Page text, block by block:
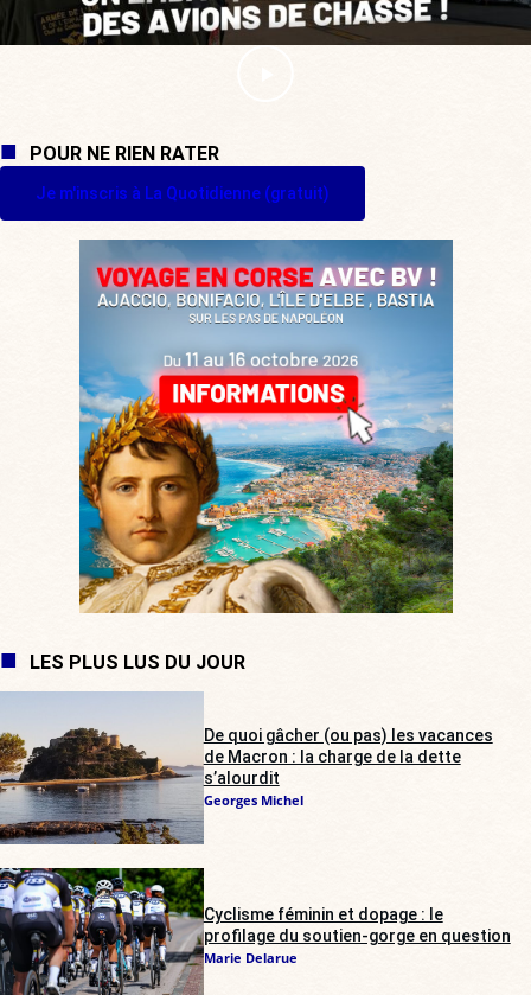
POUR NE RIEN RATER
Je m'inscris à La Quotidienne (gratuit)
LES PLUS LUS DU JOUR
De quoi gâcher (ou pas) les vacances
de Macron : la charge de la dette
s’alourdit
Georges Michel
Cyclisme féminin et dopage : le
profilage du soutien-gorge en question
Marie Delarue